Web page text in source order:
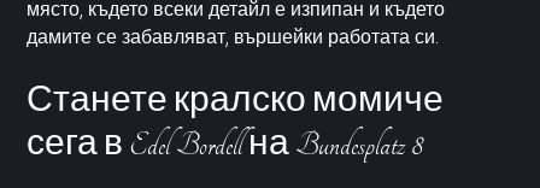
място, където всеки детайл е изпипан и където
дамите се забавляват, вършейки работата си.
Станете кралско момиче
сега в Edel Bordell на Bundesplatz 8